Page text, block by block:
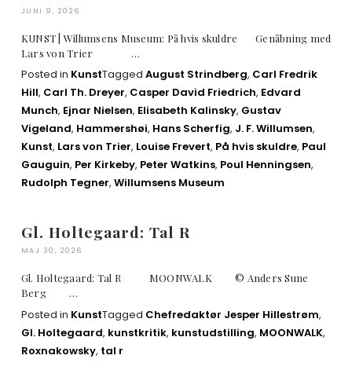
JUNI 9, 2026
KUNST | Willumsens Museum: På hvis skuldre Genåbning med
Lars von Trier …
Posted in KunstTagged August Strindberg, Carl Fredrik
Hill, Carl Th. Dreyer, Casper David Friedrich, Edvard
Munch, Ejnar Nielsen, Elisabeth Kalinsky, Gustav
Vigeland, Hammershøi, Hans Scherfig, J. F. Willumsen,
Kunst, Lars von Trier, Louise Frevert, På hvis skuldre, Paul
Gauguin, Per Kirkeby, Peter Watkins, Poul Henningsen,
Rudolph Tegner, Willumsens Museum
Gl. Holtegaard: Tal R
MAJ 30, 2026
Gl. Holtegaard: Tal R MOONWALK © Anders Sune
Berg …
Posted in KunstTagged Chefredaktør Jesper Hillestrøm,
Gl. Holtegaard, kunstkritik, kunstudstilling, MOONWALK,
Roxnakowsky, tal r